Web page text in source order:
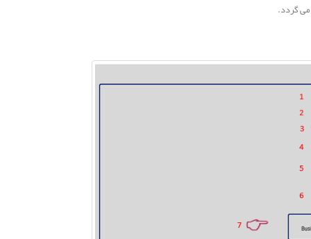
می گردد.